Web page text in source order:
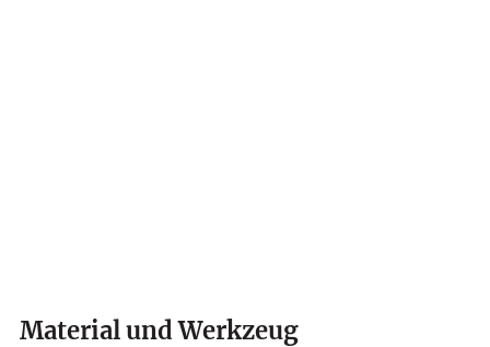
Material und Werkzeug